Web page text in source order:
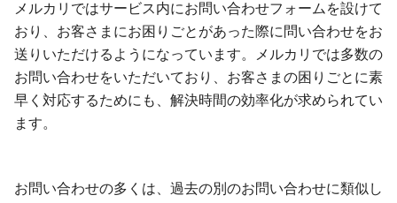
メルカリではサービス内にお問い合わせフォームを設けて
おり、お客さまにお困りごとがあった際に問い合わせをお
送りいただけるようになっています。メルカリでは多数の
お問い合わせをいただいており、お客さまの困りごとに素
早く対応するためにも、解決時間の効率化が求められてい
ます。
お問い合わせの多くは、過去の別のお問い合わせに類似し